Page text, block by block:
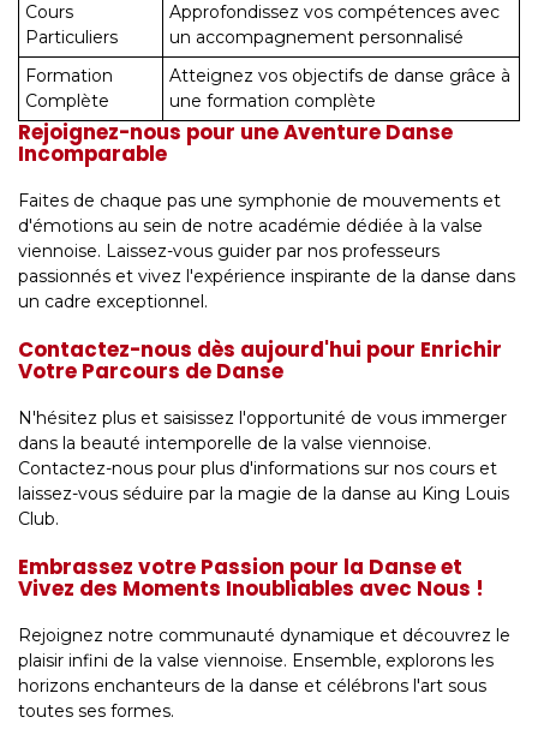
Cours
Particuliers
Approfondissez vos compétences avec
un accompagnement personnalisé
Formation
Complète
Atteignez vos objectifs de danse grâce à
une formation complète
Rejoignez-nous pour une Aventure Danse
Incomparable
Faites de chaque pas une symphonie de mouvements et
d'émotions au sein de notre académie dédiée à la valse
viennoise. Laissez-vous guider par nos professeurs
passionnés et vivez l'expérience inspirante de la danse dans
un cadre exceptionnel.
Contactez-nous dès aujourd'hui pour Enrichir
Votre Parcours de Danse
N'hésitez plus et saisissez l'opportunité de vous immerger
dans la beauté intemporelle de la valse viennoise.
Contactez-nous pour plus d'informations sur nos cours et
laissez-vous séduire par la magie de la danse au King Louis
Club.
Embrassez votre Passion pour la Danse et
Vivez des Moments Inoubliables avec Nous !
Rejoignez notre communauté dynamique et découvrez le
plaisir infini de la valse viennoise. Ensemble, explorons les
horizons enchanteurs de la danse et célébrons l'art sous
toutes ses formes.